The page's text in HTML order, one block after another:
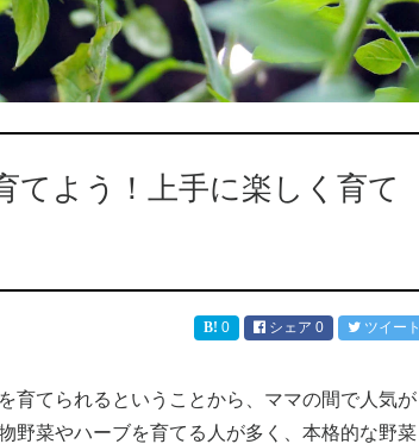
てよう！上手に楽しく育て
0 シェア 0 ツイート
育てられるということから、ママの間で人気が
野菜やハーブを育てる人が多く、本格的な野菜